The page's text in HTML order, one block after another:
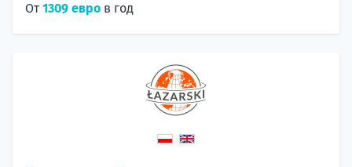
От1309 евро в год